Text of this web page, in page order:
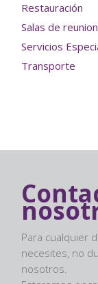
Restauración
Salas de
Servicios
Transporte
Para cualquier
necesites, no
nosotros.